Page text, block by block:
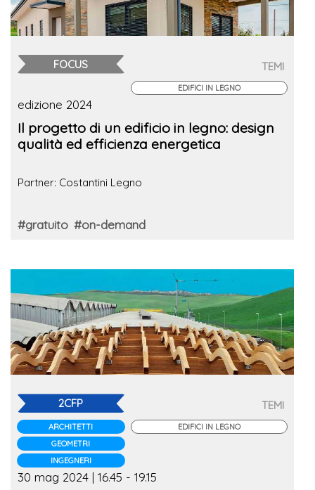
FOCUS TEMI
EDIFICI IN LEGNO
edizione 2024
Il progetto di un edificio in legno: design
qualità ed efficienza energetica
Partner: Costantini Legno
#gratuito #on-demand
2CFP
ARCHITETTI
GEOMETRI
INGEGNERI
TEMI
EDIFICI IN LEGNO
30 mag 2024 | 16.45 - 19.15